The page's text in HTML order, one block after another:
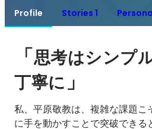
Profile Stories 1
「思考はシンプ
丁寧に」
私、平原敬教は、複雑な課題こ
に手を動かすことで突破できる